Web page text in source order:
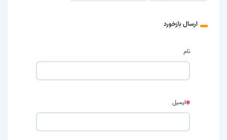
ارسال بازخورد
نام
ایمیل